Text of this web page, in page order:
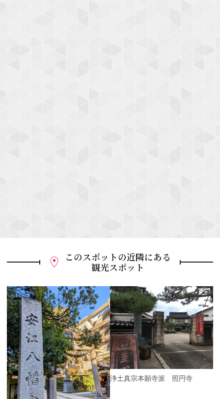
このスポットの近隣にある
観光スポット
P
r
e
v
i
o
u
s
浄土真宗本願寺派 照円寺
N
e
x
t